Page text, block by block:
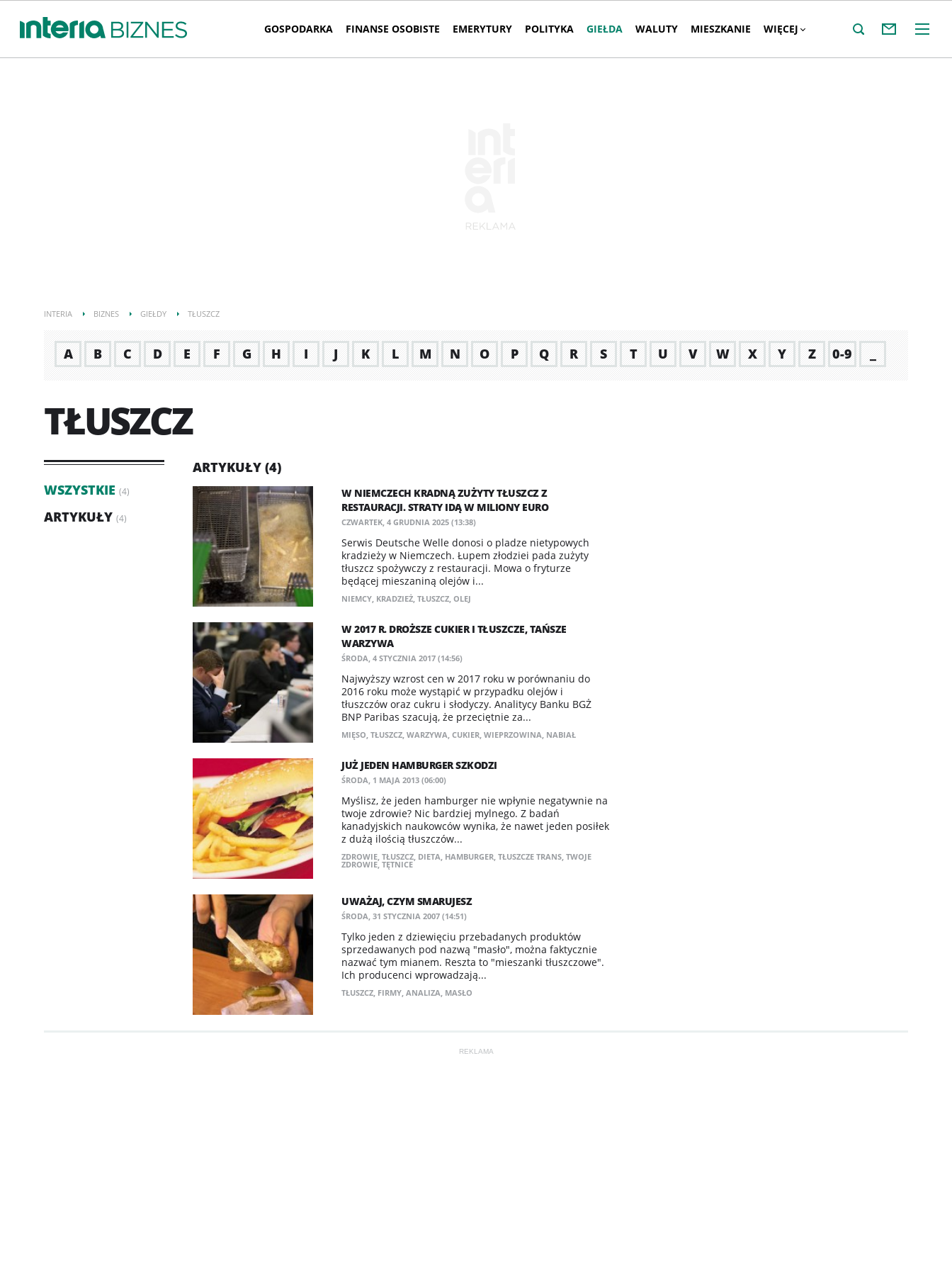
GOSPODARKA FINANSE OSOBISTE EMERYTURY POLITYKA GIEŁDA WALUTY MIESZKANIE WIĘCEJ
INTERIA BIZNES GIEŁDY TŁUSZCZ
A B C D E F G H I J K L M N O P Q R S T U V W X Y Z 0-9
TŁUSZCZ
WSZYSTKIE (4)
ARTYKUŁY (4)
ARTYKUŁY (4)
W NIEMCZECH KRADNĄ ZUŻYTY TŁUSZCZ Z
RESTAURACJI. STRATY IDĄ W MILIONY EURO
CZWARTEK, 4 GRUDNIA 2025 (13:38)
Serwis Deutsche Welle donosi o pladze nietypowych
kradzieży w Niemczech. Łupem złodziei pada zużyty
tłuszcz spożywczy z restauracji. Mowa o fryturze
będącej mieszaniną olejów i...
NIEMCY, KRADZIEŻ, TŁUSZCZ, OLEJ
W 2017 R. DROŻSZE CUKIER I TŁUSZCZE, TAŃSZE
WARZYWA
ŚRODA, 4 STYCZNIA 2017 (14:56)
Najwyższy wzrost cen w 2017 roku w porównaniu do
2016 roku może wystąpić w przypadku olejów i
tłuszczów oraz cukru i słodyczy. Analitycy Banku BGŻ
BNP Paribas szacują, że przeciętnie za...
MIĘSO, TŁUSZCZ, WARZYWA, CUKIER, WIEPRZOWINA, NABIAŁ
JUŻ JEDEN HAMBURGER SZKODZI
ŚRODA, 1 MAJA 2013 (06:00)
Myślisz, że jeden hamburger nie wpłynie negatywnie na
twoje zdrowie? Nic bardziej mylnego. Z badań
kanadyjskich naukowców wynika, że nawet jeden posiłek
z dużą ilością tłuszczów...
ZDROWIE, TŁUSZCZ, DIETA, HAMBURGER, TŁUSZCZE TRANS, TWOJE
ZDROWIE, TĘTNICE
UWAŻAJ, CZYM SMARUJESZ
ŚRODA, 31 STYCZNIA 2007 (14:51)
Tylko jeden z dziewięciu przebadanych produktów
sprzedawanych pod nazwą "masło", można faktycznie
nazwać tym mianem. Reszta to "mieszanki tłuszczowe".
Ich producenci wprowadzają...
TŁUSZCZ, FIRMY, ANALIZA, MASŁO
REKLAMA